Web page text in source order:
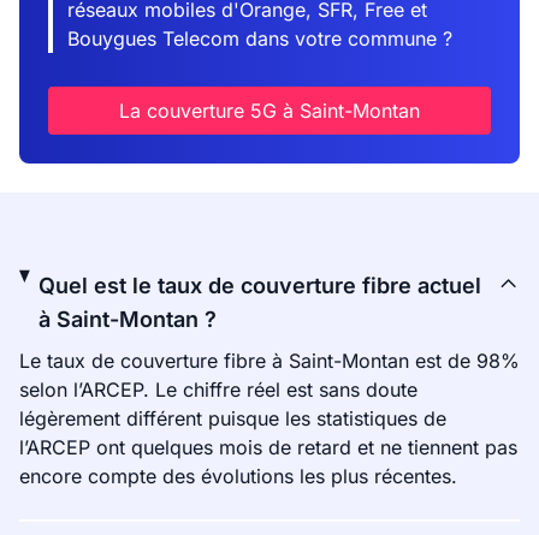
réseaux mobiles d'Orange, SFR, Free et
Bouygues Telecom dans votre commune ?
La couverture 5G à Saint-Montan
Quel est le taux de couverture fibre actuel
à Saint-Montan ?
Le taux de couverture fibre à Saint-Montan est de 98%
selon l’ARCEP. Le chiffre réel est sans doute
légèrement différent puisque les statistiques de
l’ARCEP ont quelques mois de retard et ne tiennent pas
encore compte des évolutions les plus récentes.